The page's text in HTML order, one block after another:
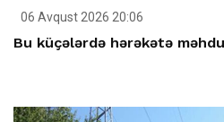
06 Avqust 2026 20:06
Bu küçələrdə hərəkətə